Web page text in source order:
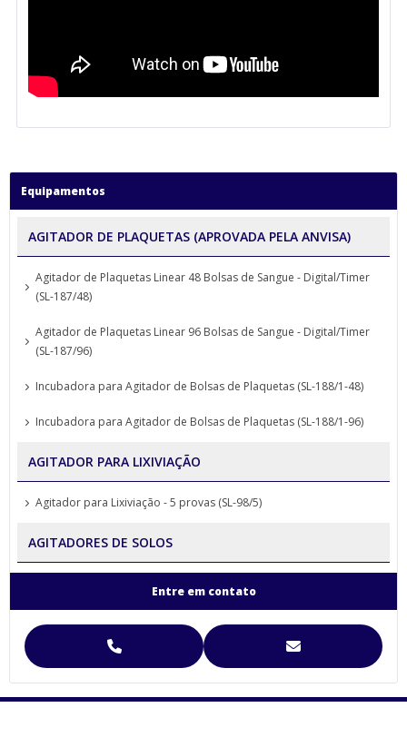
Equipamentos
AGITADOR DE PLAQUETAS (APROVADA PELA ANVISA)
Agitador de Plaquetas Linear 48 Bolsas de Sangue - Digital/Timer
(SL-187/48)
Agitador de Plaquetas Linear 96 Bolsas de Sangue - Digital/Timer
(SL-187/96)
Incubadora para Agitador de Bolsas de Plaquetas (SL-188/1-48)
Incubadora para Agitador de Bolsas de Plaquetas (SL-188/1-96)
AGITADOR PARA LIXIVIAÇÃO
Agitador para Lixiviação - 5 provas (SL-98/5)
AGITADORES DE SOLOS
Agitador para Separação de Agregados de Solo Yoder
Entre em contato